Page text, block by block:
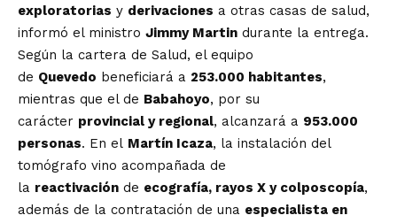
exploratorias y derivaciones a otras casas de salud,
informó el ministro Jimmy Martin durante la entrega.
Según la cartera de Salud, el equipo
de Quevedo beneficiará a 253.000 habitantes,
mientras que el de Babahoyo, por su
carácter provincial y regional, alcanzará a 953.000
personas. En el Martín Icaza, la instalación del
tomógrafo vino acompañada de
la reactivación de ecografía, rayos X y colposcopía,
además de la contratación de una especialista en